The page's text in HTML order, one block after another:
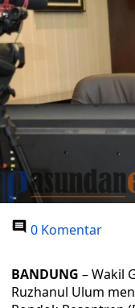
0 Komentar
BANDUNG – Wakil
Ruzhanul Ulum